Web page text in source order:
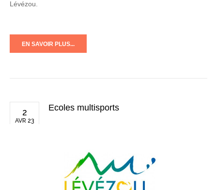
Lévézou.
EN SAVOIR PLUS...
2
AVR 23
Ecoles multisports